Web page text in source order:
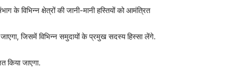
के विभिन्न क्षेत्रों की जानी-मानी हस्तियों को आमंत्रित
जिसमें विभिन्न समुदायों के प्रमुख सदस्य हिस्सा लेंगे.
किया जाएगा.